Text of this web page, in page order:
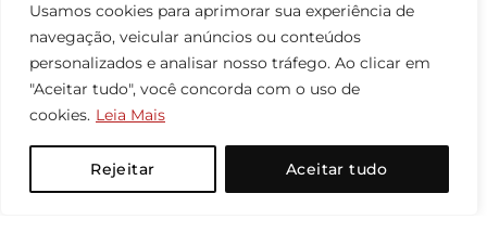
Usamos cookies para aprimorar sua experiência de
navegação, veicular anúncios ou conteúdos
personalizados e analisar nosso tráfego. Ao clicar em
"Aceitar tudo", você concorda com o uso de
cookies. Leia Mais
Rejeitar Aceitar tudo
Se algo não está claro, conheça já a nossa seção de Dúvidas!
www.oleosessenciais.org
www.odorizar.com